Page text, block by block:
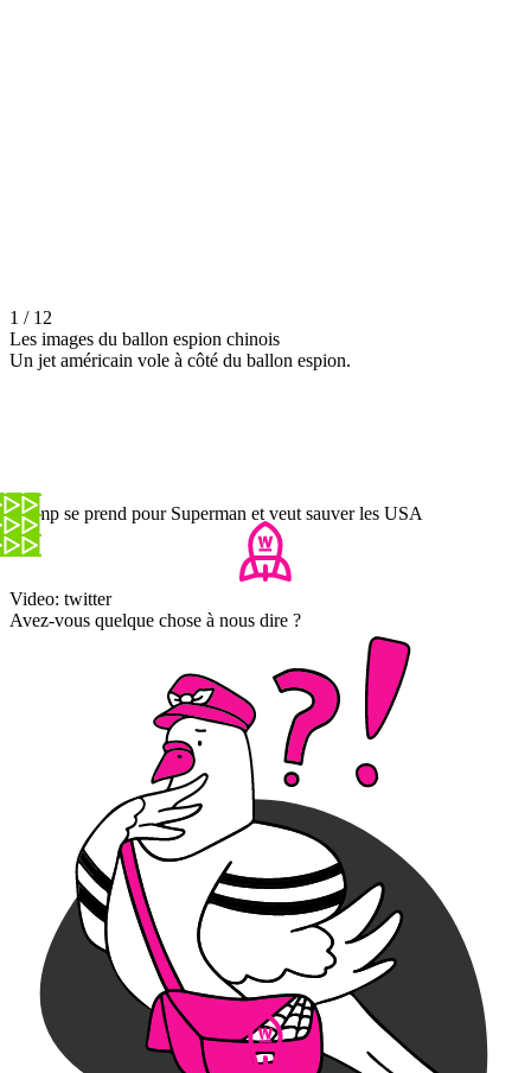
1 / 12
Les images du ballon espion chinois
Un jet américain vole à côté du ballon espion.
Trump se prend pour Superman et veut sauver les USA
Video: twitter
Avez-vous quelque chose à nous dire ?